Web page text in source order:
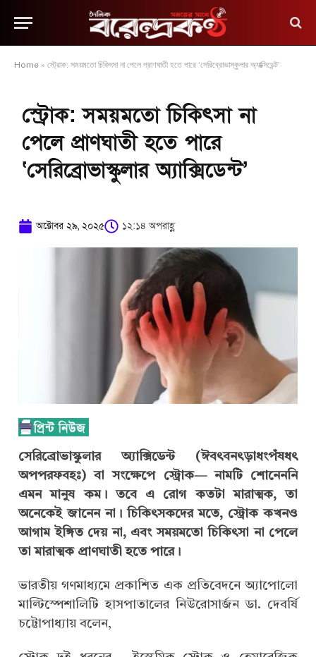
Home » স্ট্রোক: সময়মতো চিকিৎসা না পেলে প্রাণঘাতী হতে পারে ‘সেরিব্রোভাস্কুলার অ্যাক্সিডেন্ট’
স্ট্রোক: সময়মতো চিকিৎসা না
পেলে প্রাণঘাতী হতে পারে
‘সেরিব্রোভাস্কুলার অ্যাক্সিডেন্ট’
অক্টোবর ২৯, ২০২৫ ১২:১৪ অপরাহ্ণ
সেরিব্রোভাস্কুলার অ্যাক্সিডেন্ট (ঈবৎবনৎড়াধংপঁষধৎ
অপপরফবহঃ) বা সংক্ষেপে স্ট্রোক— নামটি শোনেননি
এমন মানুষ কম। তবে এ রোগ কতটা মারাত্মক, তা
অনেকেই জানেন না। চিকিৎসকদের মতে, স্ট্রোক কখনও
আগাম ইঙ্গিত দেয় না, এবং সময়মতো চিকিৎসা না পেলে
তা মারাত্মক প্রাণঘাতী হতে পারে।
ভারতীয় গণমাধ্যমে প্রকাশিত এক প্রতিবেদনে অ্যাপোলো
মাল্টিস্পেশালিটি হাসপাতালের নিউরোসার্জন ডা. দেবর্ষি
চট্টোপাধ্যায় বলেন,